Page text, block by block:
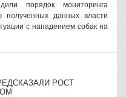
порядок мониторинга
данных власти
с нападением собак на
РОСТ